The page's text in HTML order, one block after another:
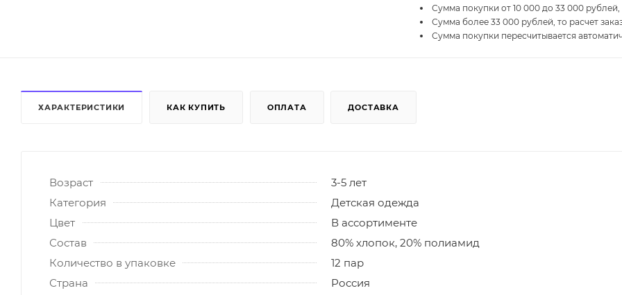
Сумма покупки от 10 000 до 33 000
Сумма более 33 000 рублей, то расчет
Сумма покупки пересчитывается
ХАРАКТЕРИСТИКИ КАК КУПИТЬ ОПЛАТА ДОСТАВКА
Возраст
3-5 лет
Категория
Детская одежда
Цвет
В ассортименте
Состав
80% хлопок, 20% полиамид
Количество в упаковке
12 пар
Страна
Россия